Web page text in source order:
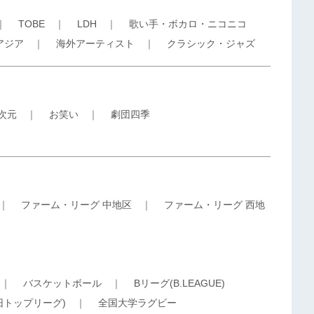
TOBE ｜ LDH ｜ 歌い手・ボカロ・ニコニコ
ジア ｜ 海外アーティスト ｜ クラシック・ジャズ
元 ｜ お笑い ｜ 劇団四季
ファーム・リーグ 中地区 ｜ ファーム・リーグ 西地
バスケットボール ｜ Bリーグ(B.LEAGUE)
トップリーグ) ｜ 全国大学ラグビー